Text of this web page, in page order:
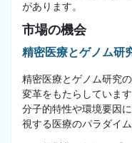
があります。
市場の機会
精密医療とゲノム研
精密医療とゲノム研究
変革をもたらしていま
分子的特性や環境要因
視する医療のパラダイ